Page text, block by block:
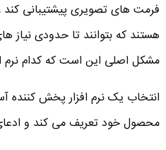
فرمت های تصویری پیشتیبانی کند
هستند که بتوانند تا حدودی نیاز
مشکل اصلی این است که کدام نرم
انتخاب یک نرم افزار پخش
محصول خود تعریف می کند و